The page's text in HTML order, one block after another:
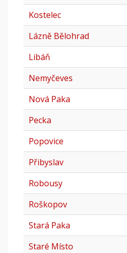
Kostelec
Lázně Bělohrad
Libáň
Nemyčeves
Nová Paka
Pecka
Popovice
Přibyslav
Robousy
Roškopov
Stará Paka
Staré Místo